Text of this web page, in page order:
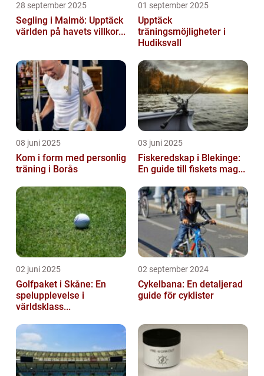
28 september 2025
Segling i Malmö: Upptäck
världen på havets villkor...
01 september 2025
Upptäck
träningsmöjligheter i
Hudiksvall
08 juni 2025
Kom i form med personlig
träning i Borås
03 juni 2025
Fiskeredskap i Blekinge:
En guide till fiskets mag...
02 juni 2025
Golfpaket i Skåne: En
spelupplevelse i
världsklass...
02 september 2024
Cykelbana: En detaljerad
guide för cyklister